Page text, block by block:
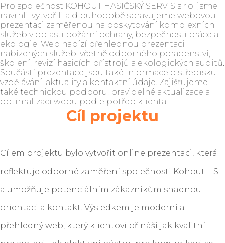
Pro společnost KOHOUT HASIČSKÝ SERVIS s.r.o. jsme
navrhli, vytvořili a dlouhodobě spravujeme webovou
prezentaci zaměřenou na poskytování komplexních
služeb v oblasti požární ochrany, bezpečnosti práce a
ekologie. Web nabízí přehlednou prezentaci
nabízených služeb, včetně odborného poradenství,
školení, revizí hasicích přístrojů a ekologických auditů.
Součástí prezentace jsou také informace o středisku
vzdělávání, aktuality a kontaktní údaje. Zajišťujeme
také technickou podporu, pravidelné aktualizace a
optimalizaci webu podle potřeb klienta.
Cíl projektu
Cílem projektu bylo vytvořit online prezentaci, která
reflektuje odborné zaměření společnosti Kohout HS
a umožňuje potenciálním zákazníkům snadnou
orientaci a kontakt. Výsledkem je moderní a
přehledný web, který klientovi přináší jak kvalitní